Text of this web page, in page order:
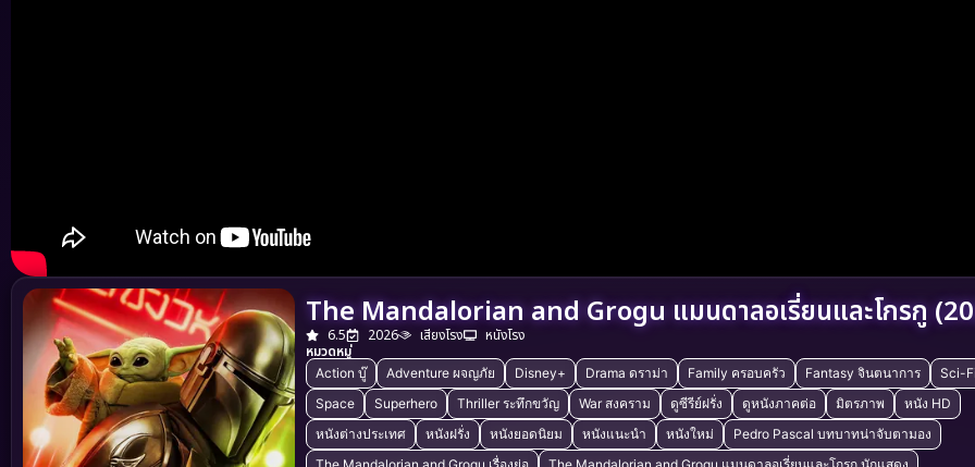
The Mandalorian and Grogu แมนดาลอเรี่ยนและโกรกู
6.5 2026 เสียงโรง
หนังโรง
หมวดหมู่
Action บู๊ Adventure ผจญภัย Disney+ Drama ดราม่า Family ครอบครัว Fantasy จินตนาการ
Sci-
Space
Superhero Thriller ระทึกขวัญ War สงคราม ดูซีรีย์ฝรั่ง ดูหนังภาคต่อ มิตรภาพ
หนัง HD
หนังต่างประเทศ
หนังฝรั่ง หนังยอดนิยม หนังแนะนำ หนังใหม่
Pedro Pascal บทบาทน่าจับตามอง